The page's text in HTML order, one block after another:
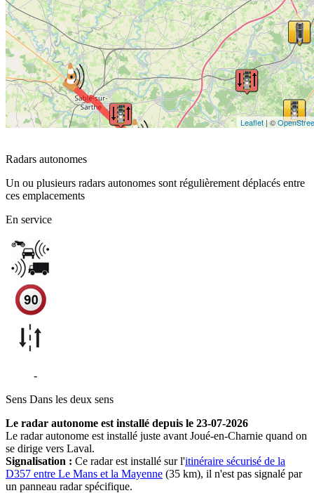
Leaflet | ©
Radars autonomes
Un ou plusieurs radars autonomes sont régulièrement déplacés entre
ces emplacements
En service
-
Sens Dans les deux sens
Le radar autonome est installé depuis le 23-07-2026
Le radar autonome est installé juste avant Joué-en-Charnie quand on
se dirige vers Laval.
Signalisation : Ce radar est installé sur l'itinéraire sécurisé de la
D357 entre Le Mans et la Mayenne (35 km), il n'est pas signalé par
un panneau radar spécifique.